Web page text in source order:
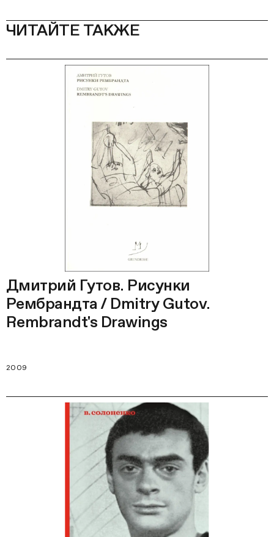
ЧИТАЙТЕ ТАКЖЕ
Дмитрий Гутов. Рисунки
Рембрандта / Dmitry Gutov.
Rembrandt's Drawings
2009